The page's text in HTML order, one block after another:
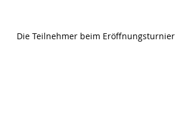
Die Teilnehmer beim Eröffnungsturnier